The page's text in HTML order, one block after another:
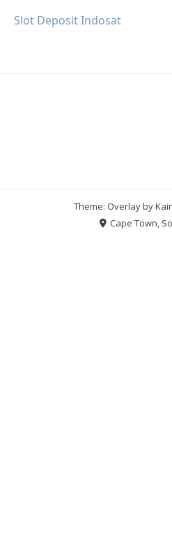
Slot Deposit Indosat
Theme: Overlay by
Cape Town,